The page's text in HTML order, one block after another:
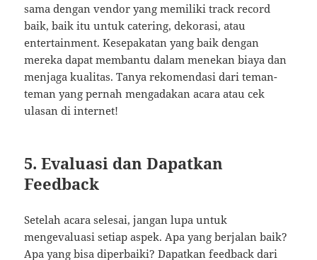
sama dengan vendor yang memiliki track record
baik, baik itu untuk catering, dekorasi, atau
entertainment. Kesepakatan yang baik dengan
mereka dapat membantu dalam menekan biaya dan
menjaga kualitas. Tanya rekomendasi dari teman-
teman yang pernah mengadakan acara atau cek
ulasan di internet!
5. Evaluasi dan Dapatkan
Feedback
Setelah acara selesai, jangan lupa untuk
mengevaluasi setiap aspek. Apa yang berjalan baik?
Apa yang bisa diperbaiki? Dapatkan feedback dari